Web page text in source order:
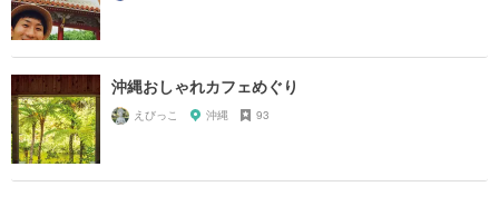
沖縄おしゃれカフェめぐり
えびっこ 沖縄 93